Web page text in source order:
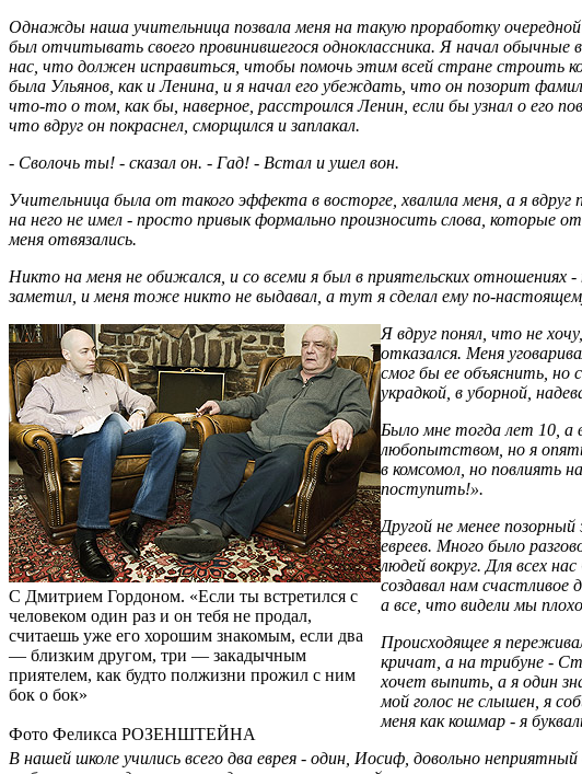
Однажды наша учительница позвала меня на такую проработку
был отчитывать своего провинившегося одноклассника. Я начал
нас, что должен исправиться, чтобы помочь этим всей стране строить
была Ульянов, как и Ленина, и я начал его убеждать, что он позорит
что-то о том, как бы, наверное, расстроился Ленин, если бы узнал о его
что вдруг он покраснел, сморщился и заплакал.
- Сволочь ты! - сказал он. - Гад! - Встал и ушел вон.
Учительница была от такого эффекта в восторге, хвалила меня, а я
на него не имел - просто привык формально произносить слова, которые
меня отвязались.
Никто на меня не обижался, и со всеми я был в приятельских отношениях
заметил, и меня тоже никто не выдавал, а тут я сделал ему по-
С Дмитрием Гордоном. «Если ты встретился с
человеком один раз и он тебя не продал,
считаешь уже его хорошим знакомым, если два
— близким другом, три — закадычным
приятелем, как будто полжизни прожил с ним
бок о бок»
Фото Феликса РОЗЕНШТЕЙНА
Я вдруг понял, что не
отказался. Меня
смог бы ее объяснить, но
украдкой, в уборной,
Было мне тогда лет 10, а
любопытством, но я
в комсомол, но повлиять
поступить!».
Другой не менее
евреев. Много было
людей вокруг. Для всех
создавал нам счастливое
а все, что видели мы
Происходящее я
кричат, а на трибуне -
хочет выпить, а я один
мой голос не слышен, я
меня как кошмар - я
В нашей школе учились всего два еврея - один, Иосиф, довольно